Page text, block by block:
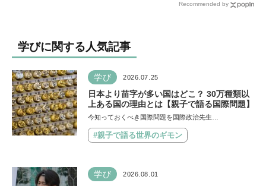
Recommended by
学びに関する人気記事
学び 2026.07.25
日本より苗字が多い国はどこ？ 30万種類以
上ある国の理由とは【親子で語る国際問題】
今知っておくべき国際問題を国際政治先生…
#親子で語る世界のギモン
学び 2026.08.01